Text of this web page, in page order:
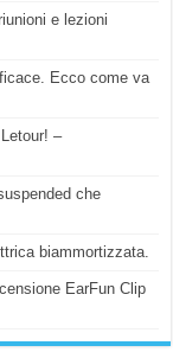
e lezioni
Ecco come va
–
che
biammortizzata.
EarFun Clip